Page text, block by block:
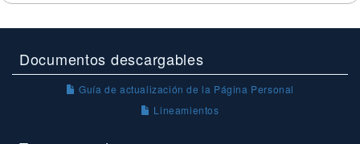
Documentos descargables
Guía de actualización de la Página Personal
Lineamientos